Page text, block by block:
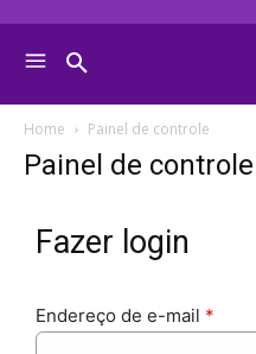
Home Painel de controle
Painel de controle
Fazer login
Endereço de e-mail *